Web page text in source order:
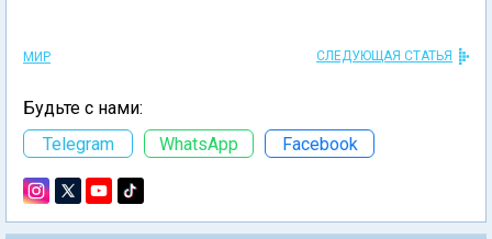
МИР СЛЕДУЮЩАЯ СТАТЬЯ
Будьте с нами:
Telegram
WhatsApp Facebook